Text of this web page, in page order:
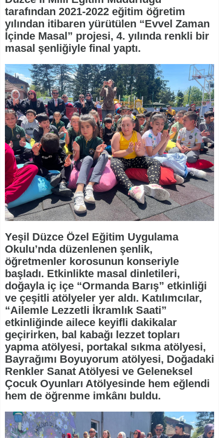
tarafından 2021-2022 eğitim öğretim
yılından itibaren yürütülen “Evvel Zaman
İçinde Masal” projesi, 4. yılında renkli bir
masal şenliğiyle final yaptı.
Yeşil Düzce Özel Eğitim Uygulama
Okulu’nda düzenlenen şenlik,
öğretmenler korosunun konseriyle
başladı. Etkinlikte masal dinletileri,
doğayla iç içe “Ormanda Barış” etkinliği
ve çeşitli atölyeler yer aldı. Katılımcılar,
“Ailemle Lezzetli İkramlık Saati”
etkinliğinde ailece keyifli dakikalar
geçirirken, bal kabağı lezzet topları
yapma atölyesi, portakal sıkma atölyesi,
Bayrağımı Boyuyorum atölyesi, Doğadaki
Renkler Sanat Atölyesi ve Geleneksel
Çocuk Oyunları Atölyesinde hem eğlendi
hem de öğrenme imkânı buldu.